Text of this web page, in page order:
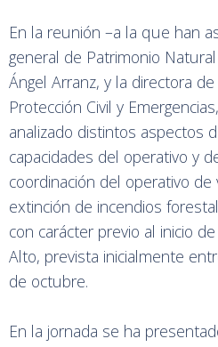
En la reunión –a la que han
general de Patrimonio
Ángel Arranz, y la directora
Protección Civil y
analizado distintos aspectos
capacidades del operativo y
coordinación del operativo de
extinción de incendios
con carácter previo al inicio
Alto, prevista inicialmente
de octubre.
En la jornada se ha